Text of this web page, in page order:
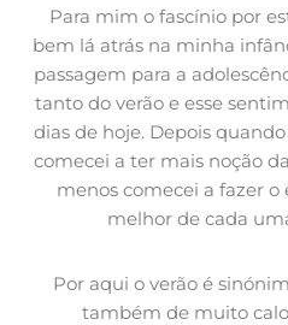
Para mim o fascínio por
bem lá atrás na minha
passagem para a
tanto do verão e esse
dias de hoje. Depois
comecei a ter mais noção
menos comecei a fazer o
melhor de cada
Por aqui o verão é
também de muito